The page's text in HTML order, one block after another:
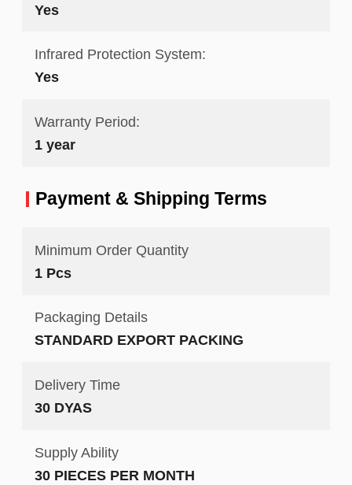
Yes
Infrared Protection System:
Yes
Warranty Period:
1 year
Payment & Shipping Terms
Minimum Order Quantity
1 Pcs
Packaging Details
STANDARD EXPORT PACKING
Delivery Time
30 DYAS
Supply Ability
30 PIECES PER MONTH